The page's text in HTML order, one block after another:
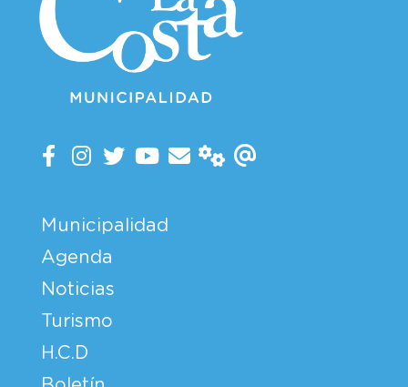
Municipalidad
Agenda
Noticias
Turismo
H.C.D